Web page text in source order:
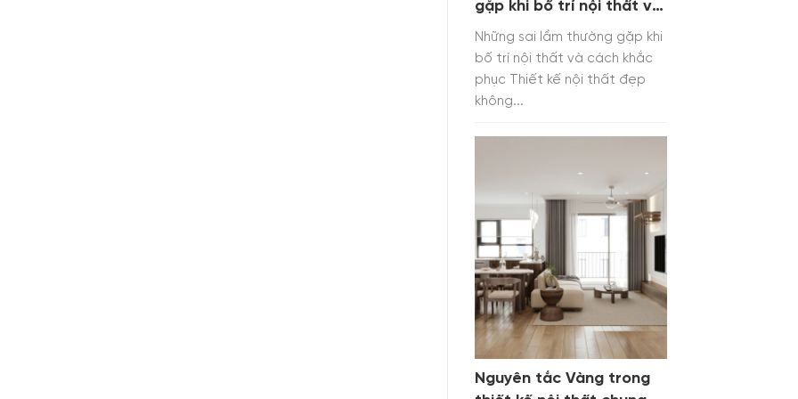
gặp khi bố trí nội thất và
cách khắc phục
Những sai lầm thường gặp khi
bố trí nội thất và cách khắc
phục Thiết kế nội thất đẹp
không...
Nguyên tắc Vàng trong